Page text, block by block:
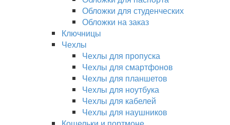
Обложки для студенческих
Обложки на заказ
Ключницы
Чехлы
Чехлы для пропуска
Чехлы для смартфонов
Чехлы для планшетов
Чехлы для ноутбука
Чехлы для кабелей
Чехлы для наушников